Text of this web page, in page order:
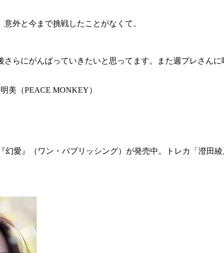
外と今まで挑戦したことがなくて。
らにがんばっていきたいと思ってます。また週プレさん
美（PEACE MONKEY）
愛』（ワン・パブリッシング）が発売中。トレカ「澄田綾